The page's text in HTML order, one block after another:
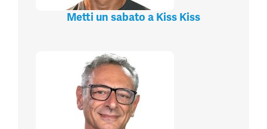
Metti un sabato a Kiss Kiss